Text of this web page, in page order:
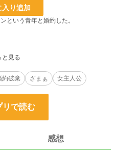
入り追加
という青年と婚約した。
異変が起こり始める。
約破棄 ざまぁ 女主人公
リで読む
感想